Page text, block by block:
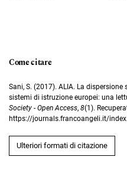
Come citare
Sani, S. (2017). ALIA. La
sistemi di istruzione europei: una
Society - Open Access, 8(1).
https://journals.francoangeli.it/
Ulteriori formati di citazione